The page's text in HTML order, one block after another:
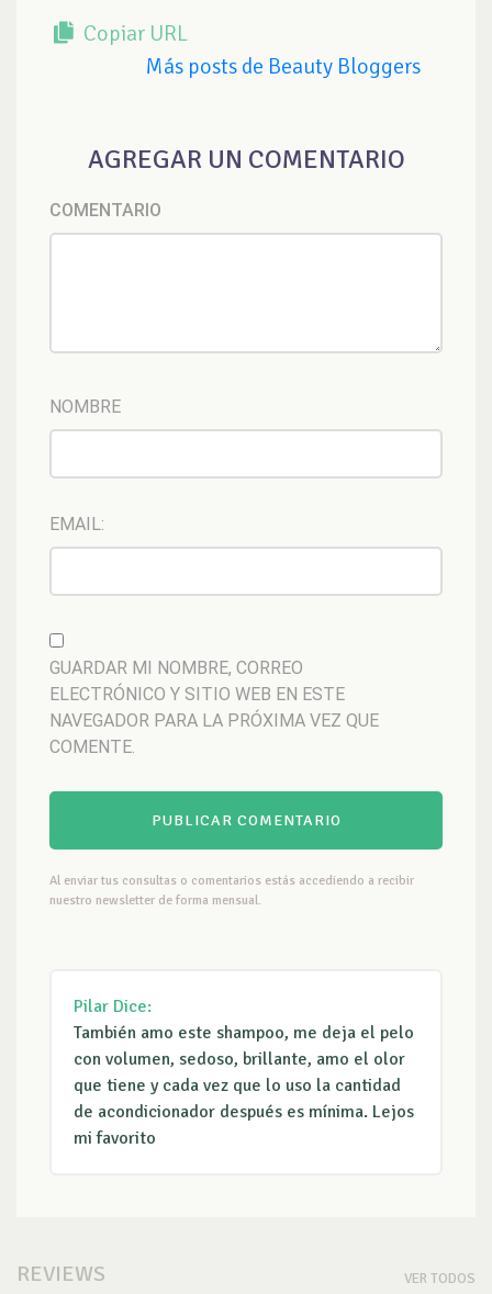
Copiar URL
Más posts de Beauty Bloggers
AGREGAR UN COMENTARIO
COMENTARIO
NOMBRE
EMAIL:
GUARDAR MI NOMBRE, CORREO
ELECTRÓNICO Y SITIO WEB EN ESTE
NAVEGADOR PARA LA PRÓXIMA VEZ QUE
COMENTE.
Al enviar tus consultas o comentarios estás accediendo a recibir
nuestro newsletter de forma mensual.
Pilar Dice:
También amo este shampoo, me deja el pelo
con volumen, sedoso, brillante, amo el olor
que tiene y cada vez que lo uso la cantidad
de acondicionador después es mínima. Lejos
mi favorito
REVIEWS VER TODOS